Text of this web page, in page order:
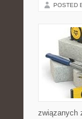
POSTED
związanych